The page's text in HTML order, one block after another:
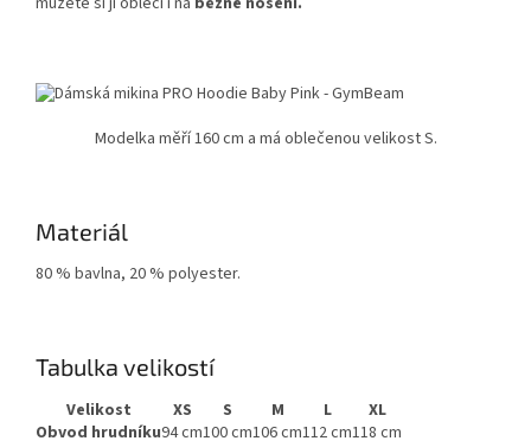
Modelka měří 160 cm a má oblečenou velikost S.
Materiál
80 % bavlna, 20 % polyester.
Tabulka velikostí
Velikost XS S M L
XL
Obvod hrudníku94 cm100 cm106 cm112 cm118 cm